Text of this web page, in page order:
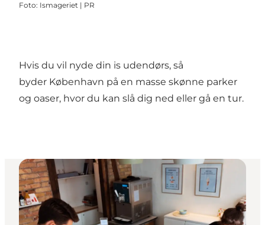
Foto: Ismageriet | PR
Hvis du vil nyde din is udendørs, så
byder København på en masse skønne parker
og oaser, hvor du kan slå dig ned eller gå en tur.